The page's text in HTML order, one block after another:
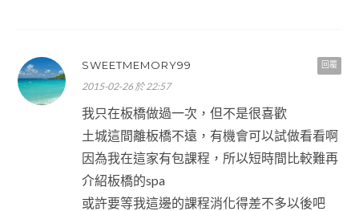
回覆
SWEETMEMORY99
2015-02-26 於 22:57
我只在板橋做過一次，但不是很喜歡
土城這間離板橋不遠，有機會可以試做看看啊
因為我在這家有包課程，所以短時間比較難再
介紹板橋的spa
或許要等我這邊的課程消化得差不多以後吧